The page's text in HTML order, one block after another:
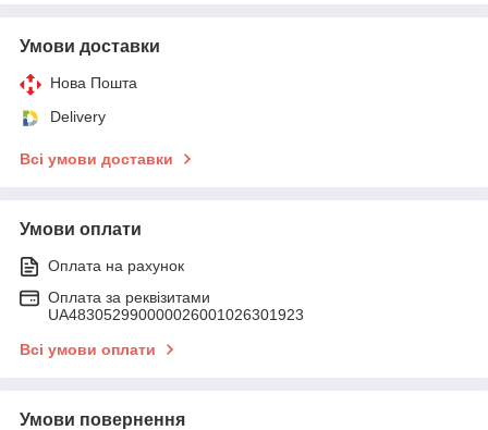
Умови доставки
Нова Пошта
Delivery
Всі умови доставки
Умови оплати
Оплата на рахунок
Оплата за реквізитами
UA483052990000026001026301923
Всі умови оплати
Умови повернення